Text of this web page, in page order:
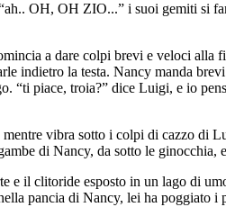
OH, OH ZIO...” i suoi gemiti si
a dare colpi brevi e veloci
indietro la testa. Nancy manda
“ti piace, troia?” dice Luigi, e io
vibra sotto i colpi di cazzo di
di Nancy, da sotto le ginocchia,
e il clitoride esposto in un lago di
pancia di Nancy, lei ha poggiato i